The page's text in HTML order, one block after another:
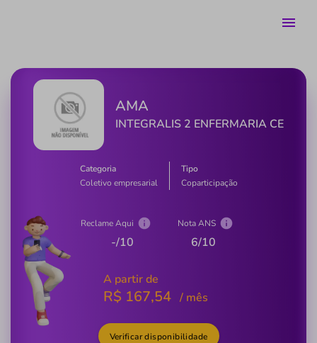
AMA
INTEGRALIS 2 ENFERMARIA CE
Categoria
Coletivo empresarial
Tipo
Coparticipação
A partir de
R$ 167,54 / mês
Reclame Aqui
-/10
Nota ANS
6/10
Verificar disponibilidade